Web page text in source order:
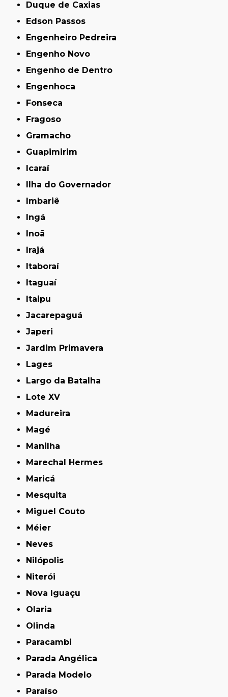
Duque de Caxias
Edson Passos
Engenheiro Pedreira
Engenho Novo
Engenho de Dentro
Engenhoca
Fonseca
Fragoso
Gramacho
Guapimirim
Icaraí
Ilha do Governador
Imbariê
Ingá
Inoã
Irajá
Itaboraí
Itaguaí
Itaipu
Jacarepaguá
Japeri
Jardim Primavera
Lages
Largo da Batalha
Lote XV
Madureira
Magé
Manilha
Marechal Hermes
Maricá
Mesquita
Miguel Couto
Méier
Neves
Nilópolis
Niterói
Nova Iguaçu
Olaria
Olinda
Paracambi
Parada Angélica
Parada Modelo
Paraíso